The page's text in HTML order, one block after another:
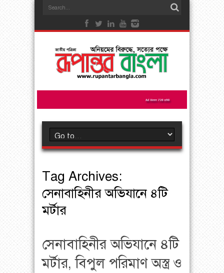
Tag Archives:
সেনাবাহিনীর অভিযানে ৪টি
মর্টার
সেনাবাহিনীর অভিযানে ৪টি
মর্টার, বিপুল পরিমাণ অস্ত্র ও